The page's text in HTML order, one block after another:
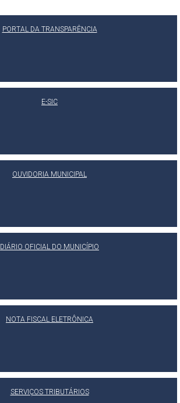
PORTAL DA TRANSPARÊNCIA
E-SIC
OUVIDORIA MUNICIPAL
DIÁRIO OFICIAL DO MUNICÍPIO
NOTA FISCAL ELETRÔNICA
SERVIÇOS TRIBUTÁRIOS